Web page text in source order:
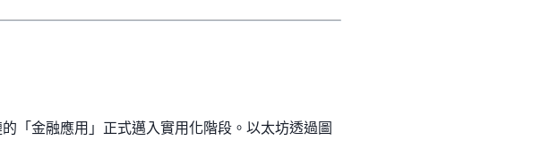
「金融應用」正式邁入實用化階段。以太坊透過圖